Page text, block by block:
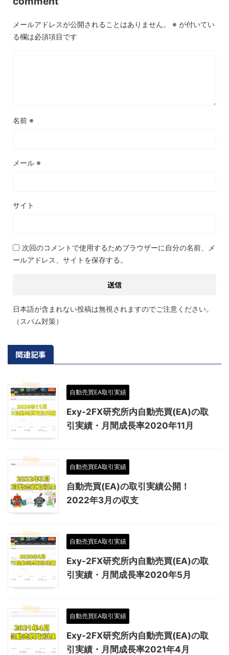
メールアドレスが公開されることはありません。 ※ が付いてい
る欄は必須項目です
名前 ※
メール ※
サイト
次回のコメントで使用するためブラウザーに自分の名前、メ
ールアドレス、サイトを保存する。
日本語が含まれない投稿は無視されますのでご注意ください。
（スパム対策）
関連記事
自動売買EA取引実績
Exy-2FX研究所内自動売買(EA)の取
引実績・月間成長率2020年11月
自動売買EA取引実績
自動売買(EA)の取引実績公開！
2022年3月の収支
自動売買EA取引実績
Exy-2FX研究所内自動売買(EA)の取
引実績・月間成長率2020年5月
自動売買EA取引実績
Exy-2FX研究所内自動売買(EA)の取
引実績・月間成長率2021年4月